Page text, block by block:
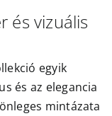
és vizuális
egyik
és az elegancia
mintázata